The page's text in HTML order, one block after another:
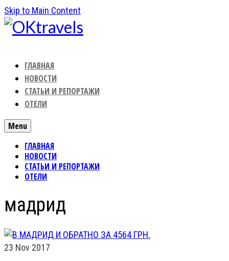
Skip to Main Content
ГЛАВНАЯ
НОВОСТИ
СТАТЬИ И РЕПОРТАЖИ
ОТЕЛИ
Menu
ГЛАВНАЯ
НОВОСТИ
СТАТЬИ И РЕПОРТАЖИ
ОТЕЛИ
мадрид
23 Nov 2017